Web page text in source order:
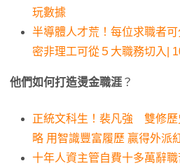
玩數據
半導體人才荒！每位求職者
密非理工可從５大職務切入|
他們如何打造燙金職涯 ？
正統文科生！裴凡強 雙修歷
略 用智識豐富履歷 贏得外派
十年人資主管自費十多萬辭